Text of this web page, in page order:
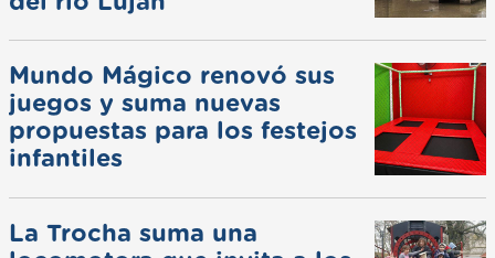
Mundo Mágico renovó sus
juegos y suma nuevas
propuestas para los festejos
infantiles
La Trocha suma una